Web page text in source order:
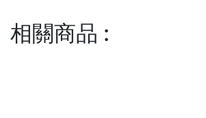
相關商品 :